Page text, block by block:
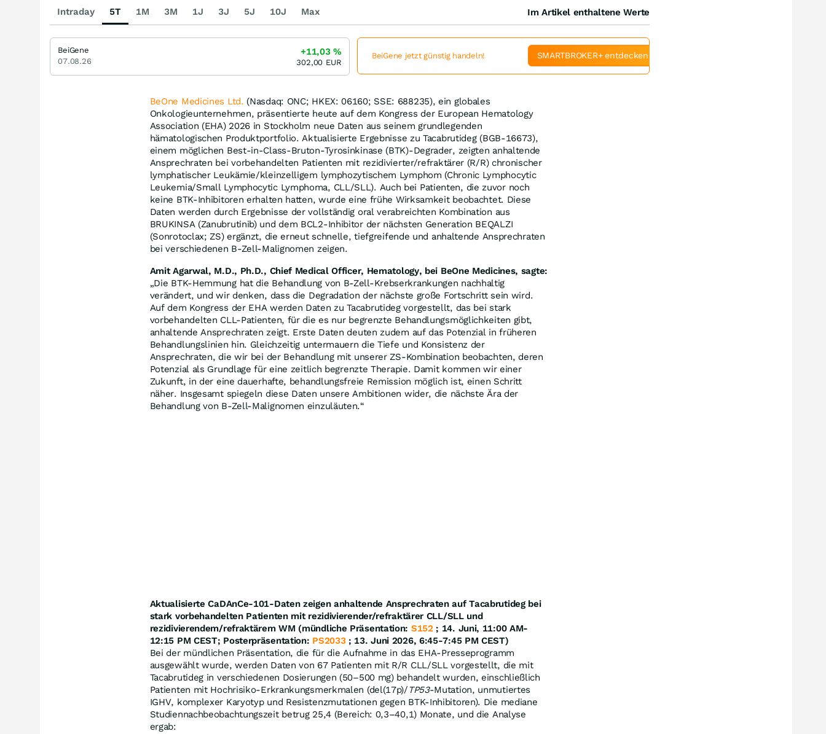
BeOne Medicines Ltd. (Nasdaq: ONC; HKEX: 06160; SSE: 688235), ein globales
Onkologieunternehmen, präsentierte heute auf dem Kongress der European Hematology
Association (EHA) 2026 in Stockholm neue Daten aus seinem grundlegenden
hämatologischen Produktportfolio. Aktualisierte Ergebnisse zu Tacabrutideg (BGB-16673),
einem möglichen Best-in-Class-Bruton-Tyrosinkinase (BTK)-Degrader, zeigten anhaltende
Ansprechraten bei vorbehandelten Patienten mit rezidivierter/refraktärer (R/R) chronischer
lymphatischer Leukämie/kleinzelligem lymphozytischem Lymphom (Chronic Lymphocytic
Leukemia/Small Lymphocytic Lymphoma, CLL/SLL). Auch bei Patienten, die zuvor noch
keine BTK-Inhibitoren erhalten hatten, wurde eine frühe Wirksamkeit beobachtet. Diese
Daten werden durch Ergebnisse der vollständig oral verabreichten Kombination aus
BRUKINSA (Zanubrutinib) und dem BCL2-Inhibitor der nächsten Generation BEQALZI
(Sonrotoclax; ZS) ergänzt, die erneut schnelle, tiefgreifende und anhaltende Ansprechraten
bei verschiedenen B-Zell-Malignomen zeigen.
Amit Agarwal, M.D., Ph.D., Chief Medical Officer, Hematology, bei BeOne Medicines, sagte:
„Die BTK-Hemmung hat die Behandlung von B-Zell-Krebserkrankungen nachhaltig
verändert, und wir denken, dass die Degradation der nächste große Fortschritt sein wird.
Auf dem Kongress der EHA werden Daten zu Tacabrutideg vorgestellt, das bei stark
vorbehandelten CLL-Patienten, für die es nur begrenzte Behandlungsmöglichkeiten gibt,
anhaltende Ansprechraten zeigt. Erste Daten deuten zudem auf das Potenzial in früheren
Behandlungslinien hin. Gleichzeitig untermauern die Tiefe und Konsistenz der
Ansprechraten, die wir bei der Behandlung mit unserer ZS-Kombination beobachten, deren
Potenzial als Grundlage für eine zeitlich begrenzte Therapie. Damit kommen wir einer
Zukunft, in der eine dauerhafte, behandlungsfreie Remission möglich ist, einen Schritt
näher. Insgesamt spiegeln diese Daten unsere Ambitionen wider, die nächste Ära der
Behandlung von B-Zell-Malignomen einzuläuten.“
Aktualisierte CaDAnCe-101-Daten zeigen anhaltende Ansprechraten auf Tacabrutideg bei
stark vorbehandelten Patienten mit rezidivierender/refraktärer CLL/SLL und
rezidivierendem/refraktärem WM (mündliche Präsentation: S152 ; 14. Juni, 11:00 AM-
12:15 PM CEST; Posterpräsentation: PS2033 ; 13. Juni 2026, 6:45-7:45 PM CEST)
Bei der mündlichen Präsentation, die für die Aufnahme in das EHA-Presseprogramm
ausgewählt wurde, werden Daten von 67 Patienten mit R/R CLL/SLL vorgestellt, die mit
Tacabrutideg in verschiedenen Dosierungen (50–500 mg) behandelt wurden, einschließlich
Patienten mit Hochrisiko-Erkrankungsmerkmalen (del(17p)/TP53-Mutation, unmutiertes
IGHV, komplexer Karyotyp und Resistenzmutationen gegen BTK-Inhibitoren). Die mediane
Studiennachbeobachtungszeit betrug 25,4 (Bereich: 0,3–40,1) Monate, und die Analyse
ergab:
Intraday 5T 1M 3M 1J 3J 5J 10J Max Im Artikel enthaltene Werte
BeiGene
07.08.26
+11,03%
302,00 EUR
BeiGene jetzt günstig handeln! SMARTBROKER+ entdecken